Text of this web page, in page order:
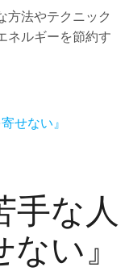
法やテクニック
ネルギーを節約す
せない』
手な人
い』